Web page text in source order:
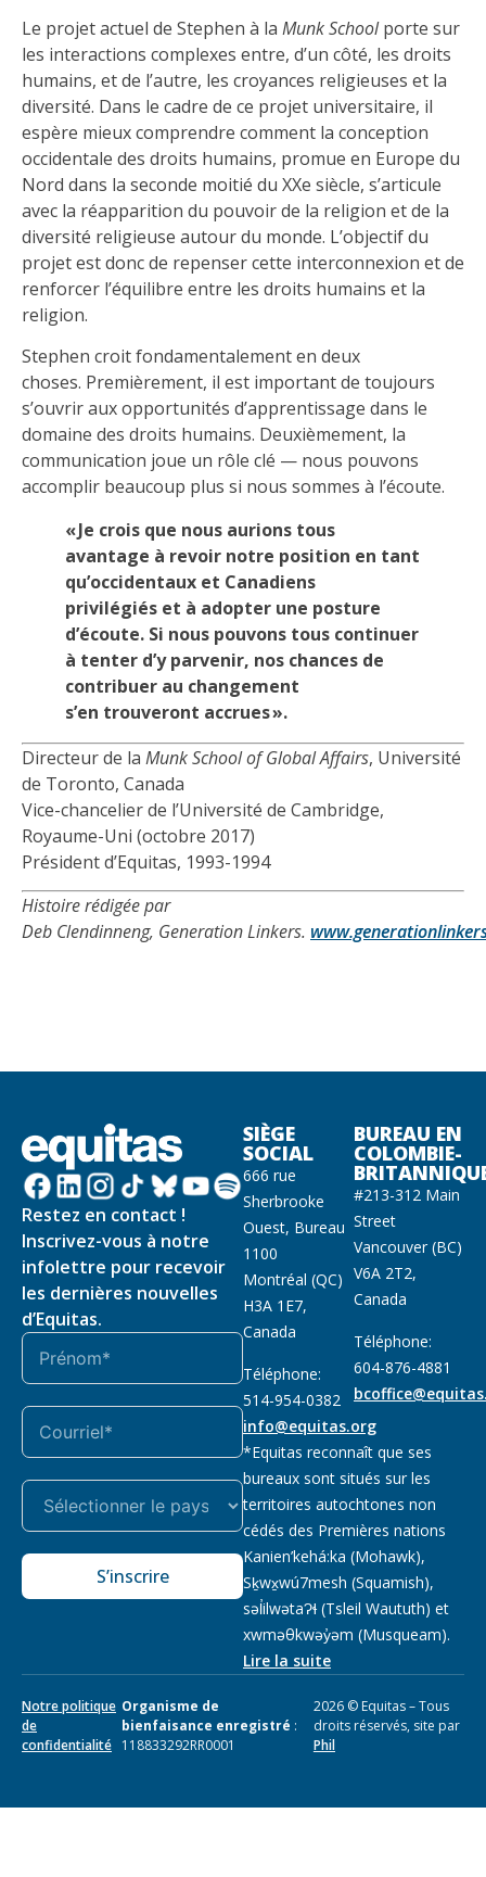
Le projet actuel de Stephen à la MunkSchoolporte sur
les interactions complexes entre, d’un côté, les droits
humains, et de l’autre, les croyances religieuses et la
diversité. Dans le cadre de ce projet universitaire, il
espère mieux comprendre comment la conception
occidentale des droits humains, promue en Europe du
Nord dans la seconde moitié du XXe siècle, s’articule
avec la réapparition du pouvoir de la religion et de la
diversité religieuse autour du monde. L’objectif du
projet est donc de repenser cette interconnexion et de
renforcer l’équilibre entre les droits humains et la
religion.
Stephen croit fondamentalement en deux
choses. Premièrement, il est important de toujours
s’ouvrir aux opportunités d’apprentissage dans le
domaine des droits humains. Deuxièmement, la
communication joue un rôle clé — nous pouvons
accomplir beaucoup plus si nous sommes à l’écoute.
« Je crois que nous aurions tous
avantage à revoir notre position en tant
qu’occidentaux et Canadiens
privilégiés et à adopter une posture
d’écoute. Si nous pouvons tous continuer
à tenter d’y parvenir, nos chances de
contribuer au changement
s’en trouveront accrues ».
Directeur de la MunkSchoolof GlobalAffairs, Université
de Toronto, Canada
Vice-chancelier de l’Université de Cambridge,
Royaume-Uni (octobre 2017)
Président d’Equitas, 1993-1994
Histoire rédigéepar
Deb Clendinneng, GenerationLinkers.
Restez en contact !
Inscrivez-vous à notre
infolettre pour recevoir
les dernières nouvelles
d’Equitas.
S’inscrire
SIÈGE
SOCIAL
666 rue
Sherbrooke
Ouest, Bureau
1100
Montréal (QC)
H3A 1E7,
Canada
Téléphone:
514-954-0382
info@equitas.org
BUREAU EN
COLOMBIE-
#213-312 Main
Street
Vancouver (BC)
V6A 2T2,
Canada
Téléphone:
604-876-4881
*Equitas reconnaît que ses
bureaux sont situés sur les
territoires autochtones non
cédés des Premières nations
Kanien’kehá:ka (Mohawk),
Sḵwx̱wú7mesh (Squamish),
səl̓ilwətaɁɬ (Tsleil Waututh) et
xwməθkwəy̓əm (Musqueam).
Lire la suite
Notre politique
de
confidentialité
Organisme de
bienfaisance enregistré :
118833292RR0001
2026 © Equitas – Tous
droits réservés, site par
Phil